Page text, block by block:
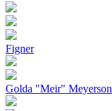
Figner
Golda "Meir" Meyerson